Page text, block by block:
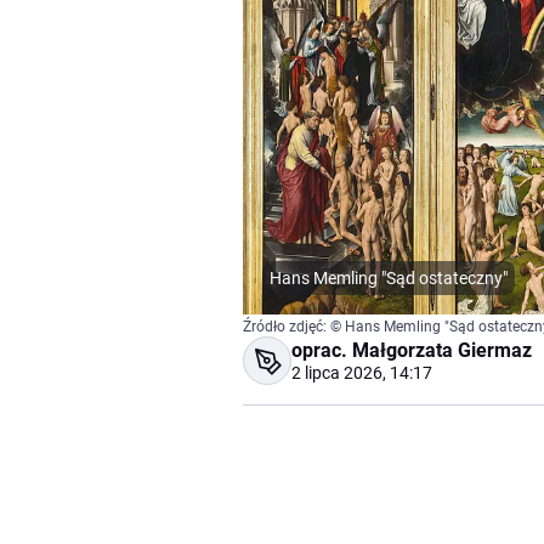
Hans Memling "Sąd ostateczny"
Źródło zdjęć: © Hans Memling "Sąd
oprac. Małgorzata Giermaz
2 lipca 2026, 14:17